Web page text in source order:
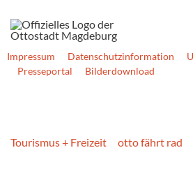
Impressum Datenschutzinformation
Presseportal
Bilderdownload
Tourismus + Freizeit otto fährt rad